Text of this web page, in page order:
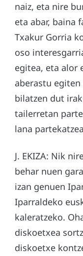
naiz, eta nire
eta abar, baina
Txakur Gorria
oso
egitea, eta alor
aberastu
bilatzen dut
tailerretan
lana
J. EKIZA: Nik
behar nuen
izan genuen
Iparraldeko
kaleratzeko.
diskoetxea
diskoetxe